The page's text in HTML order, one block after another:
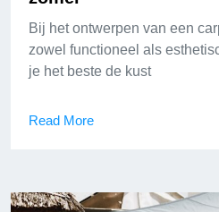
Bij het ontwerpen van een
zowel functioneel als
je het beste de kust
Read More